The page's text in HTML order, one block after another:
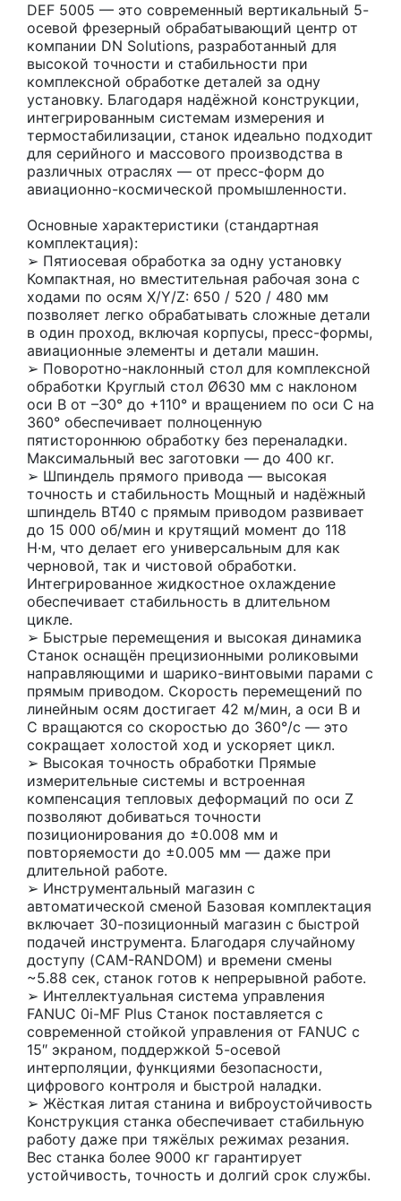
DEF 5005 — это современный вертикальный 5-
осевой фрезерный обрабатывающий центр от
компании DN Solutions, разработанный для
высокой точности и стабильности при
комплексной обработке деталей за одну
установку. Благодаря надёжной конструкции,
интегрированным системам измерения и
термостабилизации, станок идеально подходит
для серийного и массового производства в
различных отраслях — от пресс-форм до
авиационно-космической промышленности.
Основные характеристики (стандартная
комплектация):
➢ Пятиосевая обработка за одну установку
Компактная, но вместительная рабочая зона с
ходами по осям X/Y/Z: 650 / 520 / 480 мм
позволяет легко обрабатывать сложные детали
в один проход, включая корпусы, пресс-формы,
авиационные элементы и детали машин.
➢ Поворотно-наклонный стол для комплексной
обработки Круглый стол Ø630 мм с наклоном
оси B от –30° до +110° и вращением по оси C на
360° обеспечивает полноценную
пятистороннюю обработку без переналадки.
Максимальный вес заготовки — до 400 кг.
➢ Шпиндель прямого привода — высокая
точность и стабильность Мощный и надёжный
шпиндель BT40 с прямым приводом развивает
до 15 000 об/мин и крутящий момент до 118
Н·м, что делает его универсальным для как
черновой, так и чистовой обработки.
Интегрированное жидкостное охлаждение
обеспечивает стабильность в длительном
цикле.
➢ Быстрые перемещения и высокая динамика
Станок оснащён прецизионными роликовыми
направляющими и шарико-винтовыми парами с
прямым приводом. Скорость перемещений по
линейным осям достигает 42 м/мин, а оси B и
C вращаются со скоростью до 360°/с — это
сокращает холостой ход и ускоряет цикл.
➢ Высокая точность обработки Прямые
измерительные системы и встроенная
компенсация тепловых деформаций по оси Z
позволяют добиваться точности
позиционирования до ±0.008 мм и
повторяемости до ±0.005 мм — даже при
длительной работе.
➢ Инструментальный магазин с
автоматической сменой Базовая комплектация
включает 30-позиционный магазин с быстрой
подачей инструмента. Благодаря случайному
доступу (CAM-RANDOM) и времени смены
~5.88 сек, станок готов к непрерывной работе.
➢ Интеллектуальная система управления
FANUC 0i-MF Plus Станок поставляется с
современной стойкой управления от FANUC с
15″ экраном, поддержкой 5-осевой
интерполяции, функциями безопасности,
цифрового контроля и быстрой наладки.
➢ Жёсткая литая станина и виброустойчивость
Конструкция станка обеспечивает стабильную
работу даже при тяжёлых режимах резания.
Вес станка более 9000 кг гарантирует
устойчивость, точность и долгий срок службы.